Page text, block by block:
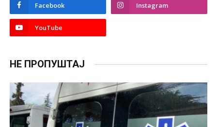
Facebook Instagram
YouTube
НЕ ПРОПУШТАЈ